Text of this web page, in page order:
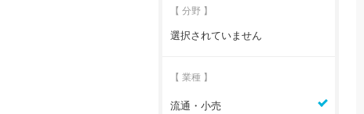
【 分野 】
選択されていません
【 業種 】
流通・小売